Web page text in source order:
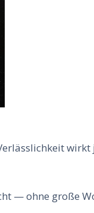
— ohne große